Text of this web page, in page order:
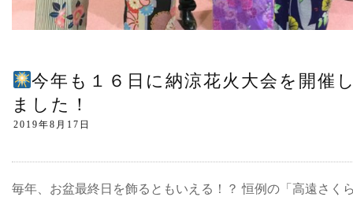
今年も１６日に納涼花火大会を開催
ました！
毎年、お盆最終日を飾るともいえる！？ 恒例の「高遠さく